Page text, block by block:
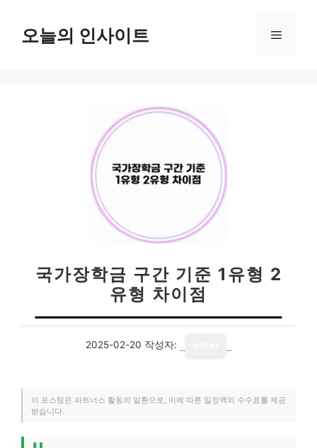
오늘의 인사이트 메
국가장학금 구간 기준 1유형 2
유형 차이점
2025-02-20 작성자:
이 포스팅은 파트너스 활동의 일환으로, 이에 따른 일정액의 수수료를 제공
받습니다.